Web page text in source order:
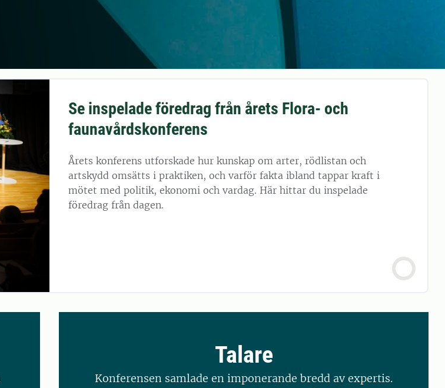
Se inspelade föredrag från årets Flora- och
faunavårdskonferens
Årets konferens utforskade hur kunskap om arter, rödlistan och
artskydd omsätts i praktiken, och varför fakta ibland tappar kraft i
mötet med politik, ekonomi och vardag. Här hittar du inspelade
föredrag från dagen.
Talare
Konferensen samlade en imponerande bredd av expertis.